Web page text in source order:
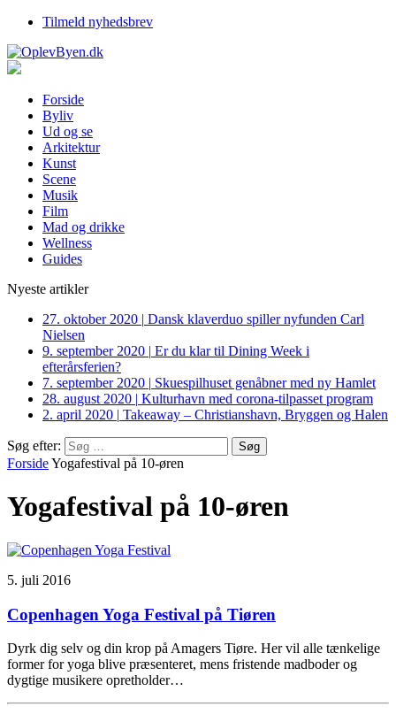
Tilmeld nyhedsbrev
Forside
Byliv
Ud og se
Arkitektur
Kunst
Scene
Musik
Film
Mad og drikke
Wellness
Guides
Nyeste artikler
27. oktober 2020 | Dansk klaverduo spiller nyfunden Carl
Nielsen
9. september 2020 | Er du klar til Dining Week i
efterårsferien?
7. september 2020 | Skuespilhuset genåbner med ny Hamlet
28. august 2020 | Kulturhavn med corona-tilpasset program
2. april 2020 | Takeaway – Christianshavn, Bryggen og Halen
Søg efter:
ForsideYogafestival på 10-øren
Yogafestival på 10-øren
5. juli 2016
Copenhagen Yoga Festival på Tiøren
Dyrk dig selv og din krop på Amagers Tiøre. Her vil alle tænkelige
former for yoga blive præsenteret, mens fristende madboder og
dygtige musikere opretholder…